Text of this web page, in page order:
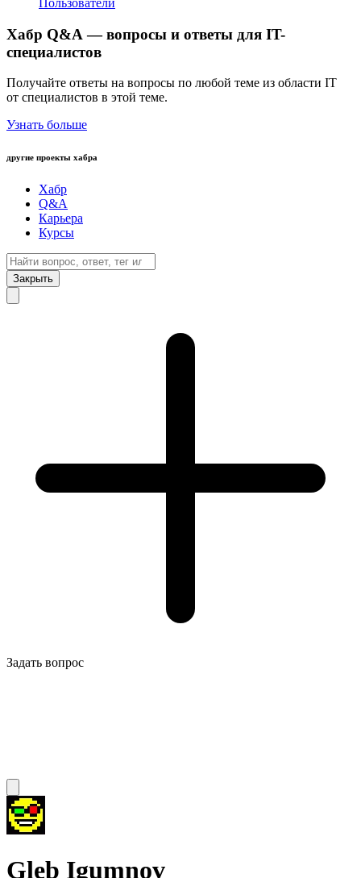
Пользователи
Хабр Q&A — вопросы и ответы для IT-
специалистов
Получайте ответы на вопросы по любой теме из области IT
от специалистов в этой теме.
Узнать больше
другие проекты хабра
Хабр
Q&A
Карьера
Курсы
Закрыть
Задать вопрос
Gleb Igumnov